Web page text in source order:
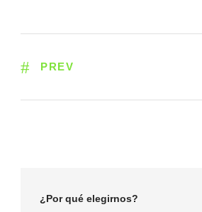
PREV
¿Por qué elegirnos?